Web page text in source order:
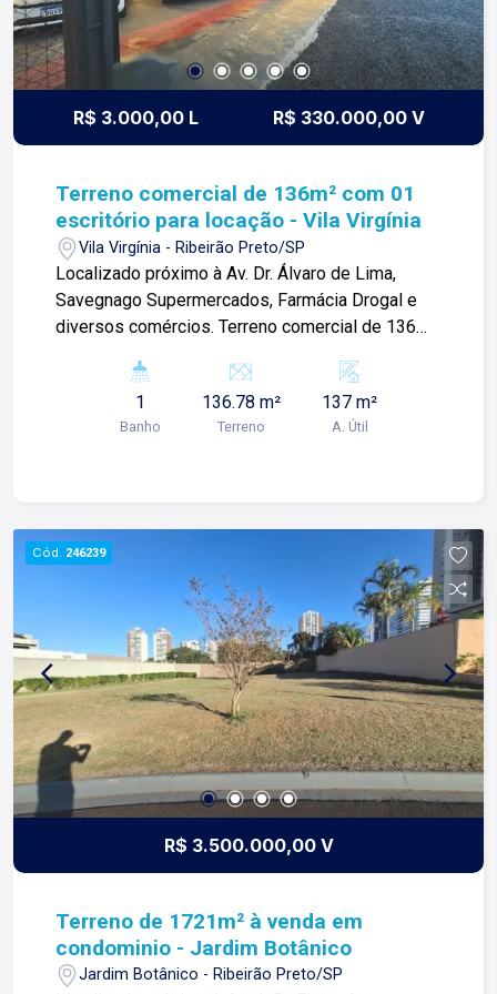
R$ 3.000,00 L R$ 330.000,00 V
Terreno comercial de 136m² com 01
escritório para locação - Vila Virgínia
Vila Virgínia - Ribeirão Preto/SP
Localizado próximo à Av. Dr. Álvaro de Lima,
Savegnago Supermercados, Farmácia Drogal e
diversos comércios. Terreno comercial de 136m²
Escritório; Para mais informações e agendar
visita, entre em contato. Lago é
RELACIONAMENTO! Desde 1987 esta é a nossa
nossos proprietários e clientes. Somos uma
imobiliária que equilibra a tradicionalidade com o
arrojo e a força comercial da atualidade. A Lago é
sua principal imobiliária em Ribeirão Preto!
1
Banho
136.78 m²
Terreno
137 m²
A. Útil
Cód. 246239
R$ 3.500.000,00 V
Terreno de 1721m² à venda em
condominio - Jardim Botânico
Jardim Botânico - Ribeirão Preto/SP